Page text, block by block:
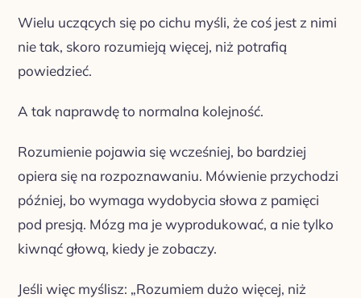
Wielu uczących się po cichu myśli, że coś jest z nimi
nie tak, skoro rozumieją więcej, niż potrafią
powiedzieć.
A tak naprawdę to normalna kolejność.
Rozumienie pojawia się wcześniej, bo bardziej
opiera się na rozpoznawaniu. Mówienie przychodzi
później, bo wymaga wydobycia słowa z pamięci
pod presją. Mózg ma je wyprodukować, a nie tylko
kiwnąć głową, kiedy je zobaczy.
Jeśli więc myślisz: „Rozumiem dużo więcej, niż